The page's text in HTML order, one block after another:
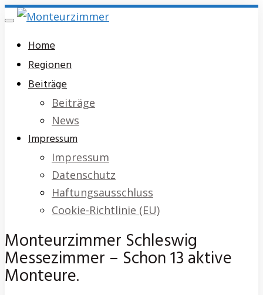
Skip
main
content
Toggle
Home
Regionen
Beiträge
Beiträge
News
Impressum
Impressum
Datenschutz
Haftungsausschluss
Cookie-Richtlinie (EU)
Monteurzimmer Schleswig
Messezimmer – Schon 13 aktive
Monteure.